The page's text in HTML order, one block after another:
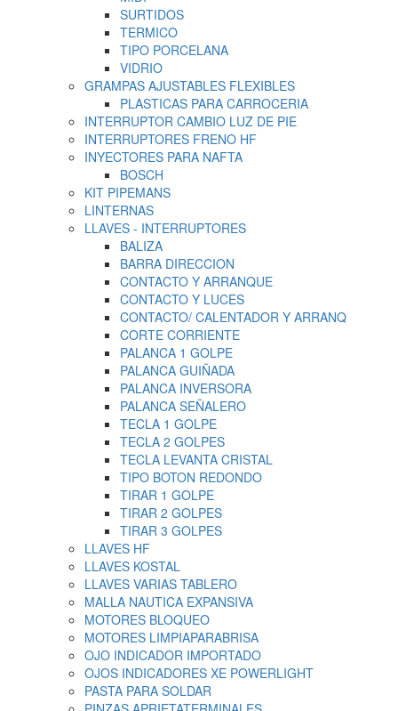
SURTIDOS
TERMICO
TIPO PORCELANA
VIDRIO
GRAMPAS AJUSTABLES FLEXIBLES
PLASTICAS PARA CARROCERIA
INTERRUPTOR CAMBIO LUZ DE PIE
INTERRUPTORES FRENO HF
INYECTORES PARA NAFTA
BOSCH
KIT PIPEMANS
LINTERNAS
LLAVES - INTERRUPTORES
BALIZA
BARRA DIRECCION
CONTACTO Y ARRANQUE
CONTACTO Y LUCES
CONTACTO/ CALENTADOR Y ARRANQ
CORTE CORRIENTE
PALANCA 1 GOLPE
PALANCA GUIÑADA
PALANCA INVERSORA
PALANCA SEÑALERO
TECLA 1 GOLPE
TECLA 2 GOLPES
TECLA LEVANTA CRISTAL
TIPO BOTON REDONDO
TIRAR 1 GOLPE
TIRAR 2 GOLPES
TIRAR 3 GOLPES
LLAVES HF
LLAVES KOSTAL
LLAVES VARIAS TABLERO
MALLA NAUTICA EXPANSIVA
MOTORES BLOQUEO
MOTORES LIMPIAPARABRISA
OJO INDICADOR IMPORTADO
OJOS INDICADORES XE POWERLIGHT
PASTA PARA SOLDAR